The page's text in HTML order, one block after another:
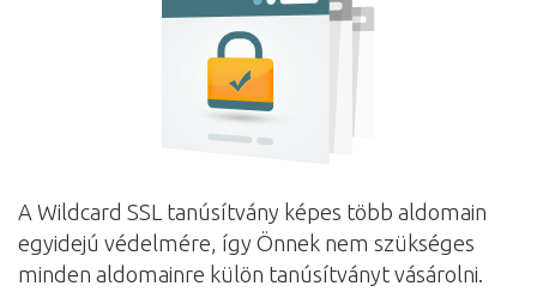
A Wildcard SSL tanúsítvány képes több aldomain
egyidejú védelmére, így Önnek nem szükséges
minden aldomainre külön tanúsítványt vásárolni.